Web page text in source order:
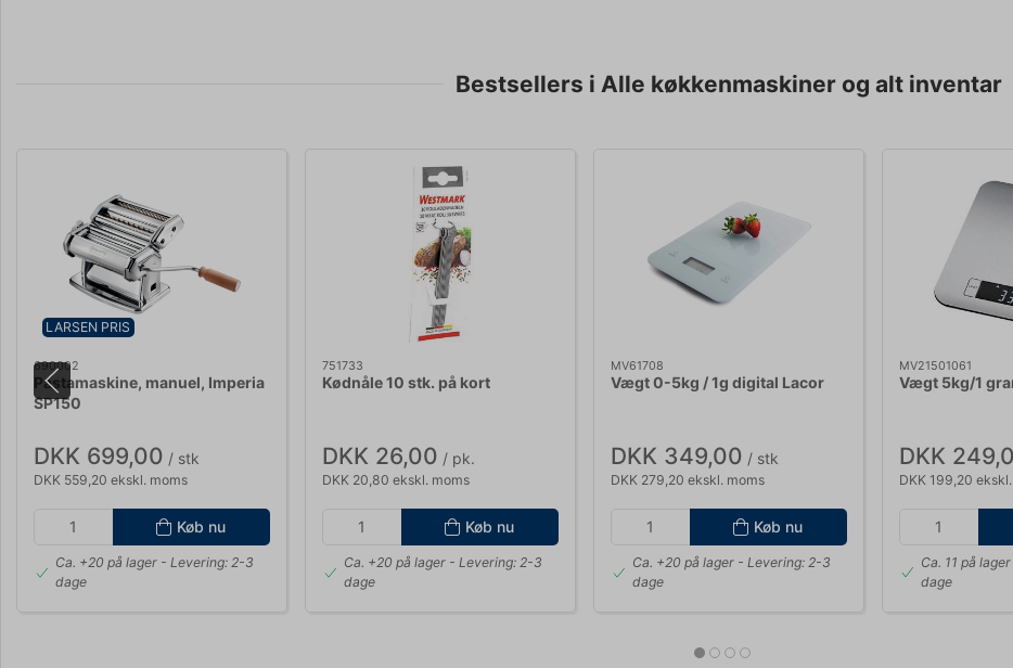
Bestsellers i Alle køkkenmaskiner og alt inventar
LARSEN PRIS
690002
Pastamaskine, manuel, Imperia
SP150
DKK 699,00 / stk
DKK 559,20 ekskl. moms
Køb nu
Ca. +20 på lager- Levering: 2-3
dage
751733
Kødnåle 10 stk. på kort
DKK 26,00 / pk.
DKK 20,80 ekskl. moms
Køb nu
Ca. +20 på lager- Levering: 2-3
dage
MV61708
Vægt 0-5kg / 1g digital Lacor
DKK 349,00 / stk
DKK 279,20 ekskl. moms
Køb nu
Ca. +20 på lager- Levering: 2-3
dage
MV21501061
Vægt 5kg/1
DKK
DKK 199,20
Ca. 11 på lager
dage